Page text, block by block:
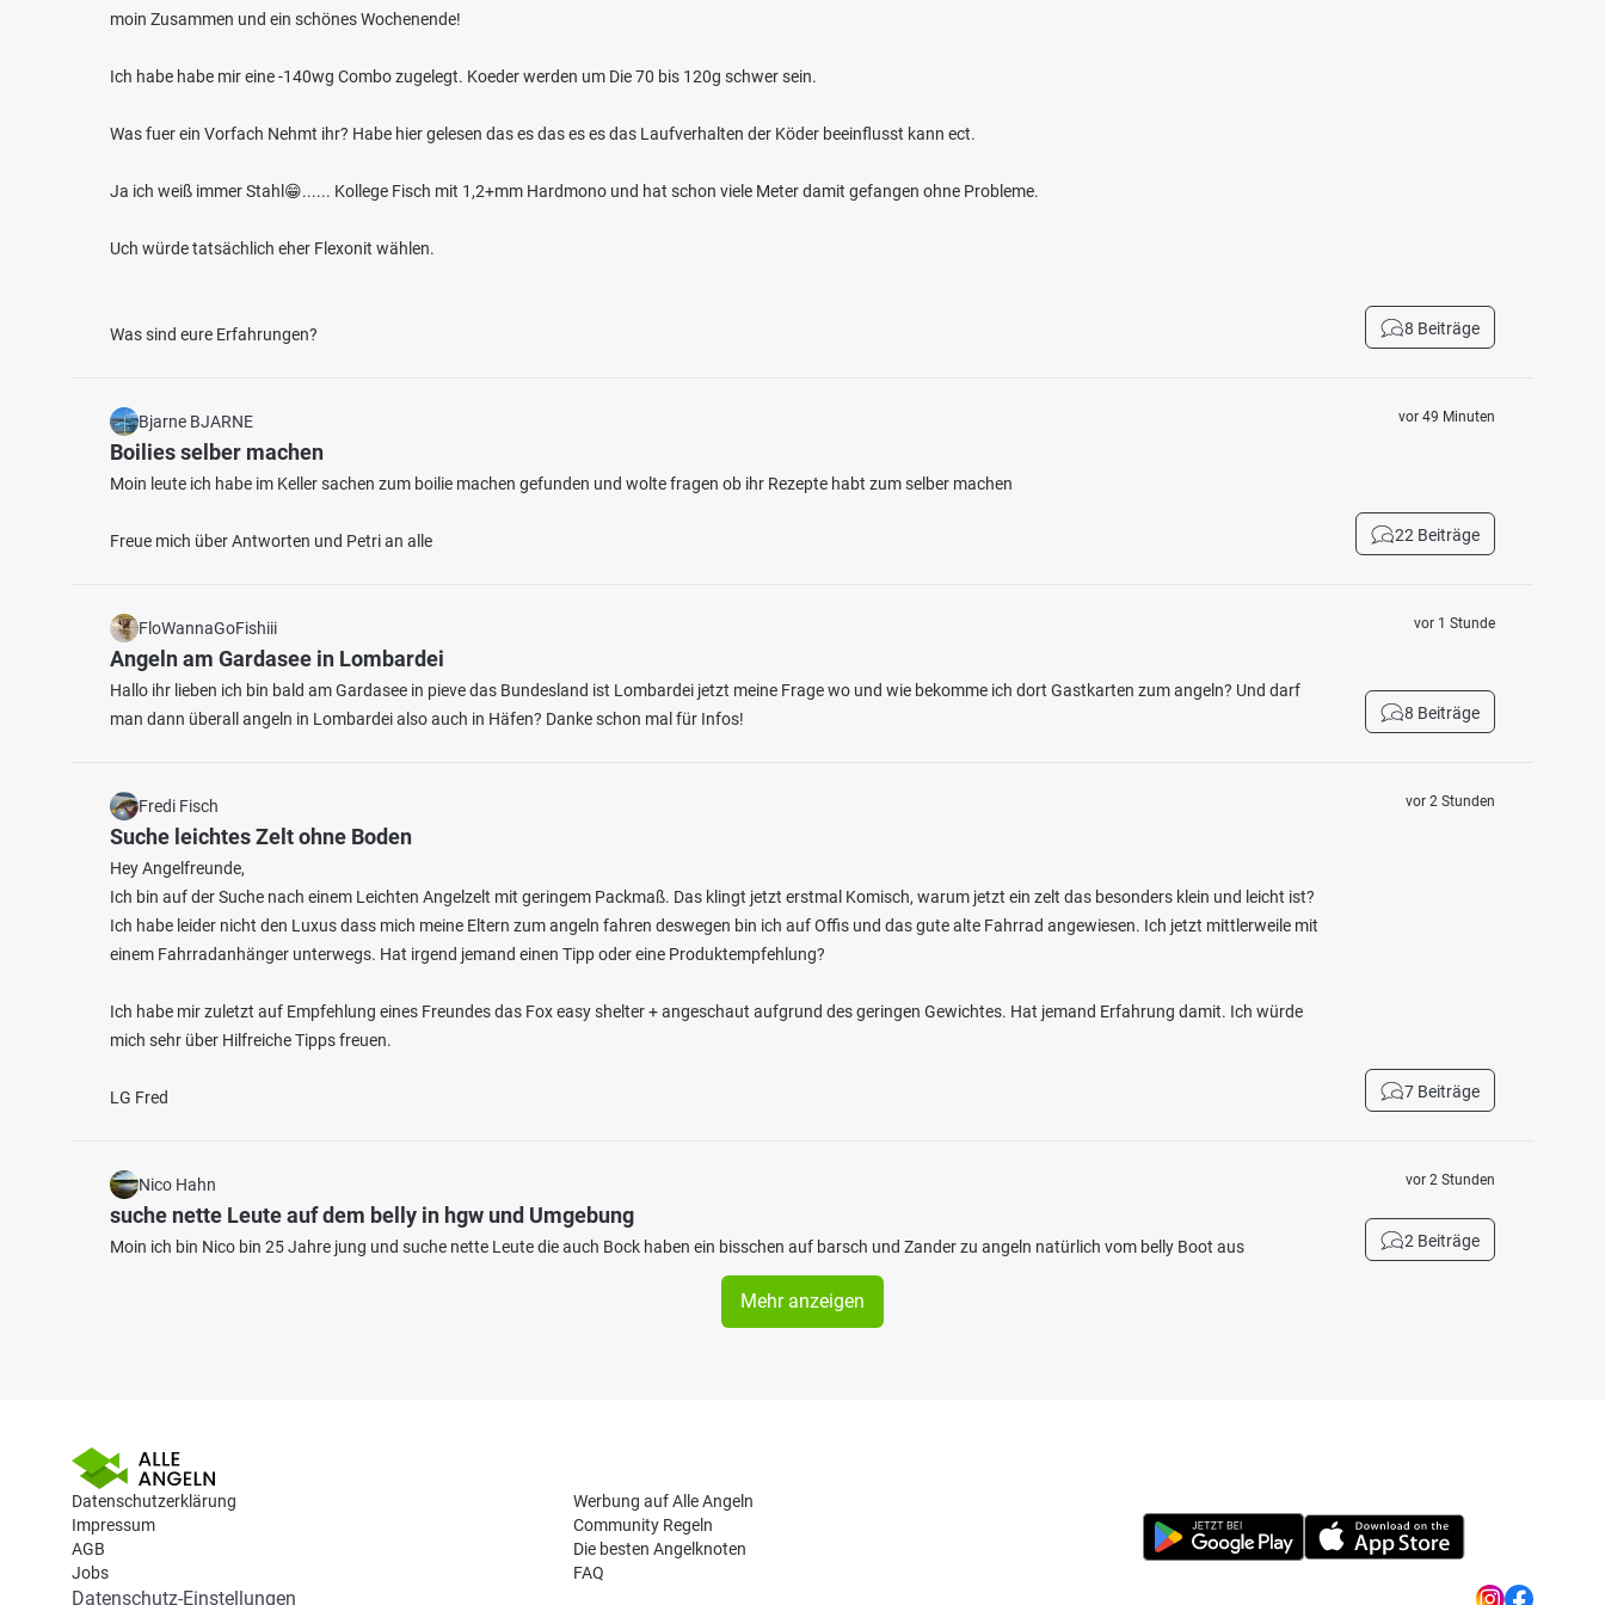
Restwasser bei 39264 Bias
moin Zusammen und ein schönes Wochenende!
Ich habe habe mir eine -140wg Combo zugelegt. Koeder werden um Die 70 bis 120g schwer sein.
Was fuer ein Vorfach Nehmt ihr? Habe hier gelesen das es das es es das Laufverhalten der Köder beeinflusst kann ect.
Ja ich weiß immer Stahl😁...... Kollege Fisch mit 1,2+mm Hardmono und hat schon viele Meter damit gefangen ohne Probleme.
Uch würde tatsächlich eher Flexonit wählen.
Was sind eure Erfahrungen? 8 Beiträge
Bjarne BJARNE
Boilies selber machen
Moin leute ich habe im Keller sachen zum boilie machen gefunden und wolte fragen ob ihr Rezepte habt zum selber machen
Freue mich über Antworten und Petri an alle
vor 49 Minuten
22 Beiträge
FloWannaGoFishiii
Angeln am Gardasee in Lombardei
Hallo ihr lieben ich bin bald am Gardasee in pieve das Bundesland ist Lombardei jetzt meine Frage wo und wie bekomme ich dort Gastkarten zum angeln? Und darf
man dann überall angeln in Lombardei also auch in Häfen? Danke schon mal für Infos!
vor 1 Stunde
8 Beiträge
Fredi Fisch
Suche leichtes Zelt ohne Boden
Hey Angelfreunde,
Ich bin auf der Suche nach einem Leichten Angelzelt mit geringem Packmaß. Das klingt jetzt erstmal Komisch, warum jetzt ein zelt das besonders klein und leicht ist?
Ich habe leider nicht den Luxus dass mich meine Eltern zum angeln fahren deswegen bin ich auf Offis und das gute alte Fahrrad angewiesen. Ich jetzt mittlerweile mit
einem Fahrradanhänger unterwegs. Hat irgend jemand einen Tipp oder eine Produktempfehlung?
Ich habe mir zuletzt auf Empfehlung eines Freundes das Fox easy shelter + angeschaut aufgrund des geringen Gewichtes. Hat jemand Erfahrung damit. Ich würde
mich sehr über Hilfreiche Tipps freuen.
LG Fred
vor 2 Stunden
7 Beiträge
Nico Hahn
suche nette Leute auf dem belly in hgw und Umgebung
Moin ich bin Nico bin 25 Jahre jung und suche nette Leute die auch Bock haben ein bisschen auf barsch und Zander zu angeln natürlich vom belly Boot aus
vor 2 Stunden
2 Beiträge
Mehr anzeigen
Datenschutzerklärung
Impressum
AGB
Jobs
Werbung auf Alle Angeln
Community Regeln
Die besten Angelknoten
FAQ
Datenschutz-Einstellungen